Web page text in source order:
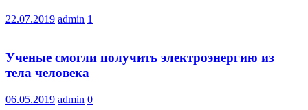
22.07.2019 admin 1
Ученые смогли получить электроэнергию из
тела человека
06.05.2019 admin 0